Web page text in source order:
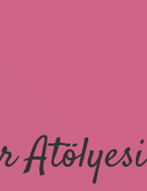
Atölyesi